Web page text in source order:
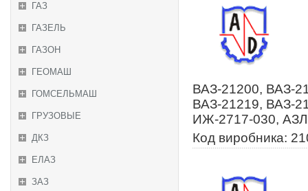
ГАЗ
ГАЗЕЛЬ
ГАЗОН
ГЕОМАШ
ГОМСЕЛЬМАШ
ГРУЗОВЫЕ
ДКЗ
ЕЛАЗ
ЗАЗ
ВАЗ-21200, ВАЗ-
ВАЗ-21219, ВАЗ-
ИЖ-2717-030,
Код виробника: